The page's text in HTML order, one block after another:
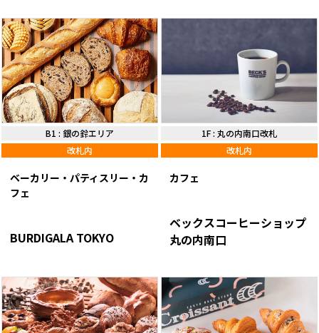
B1 : 銀の鈴エリア
改札内
ベーカリー・パティスリー・カ
フェ
BURDIGALA TOKYO
1F: 丸の内南口改札
改札内
カフェ
ベックスコーヒーショップ
丸の内南口